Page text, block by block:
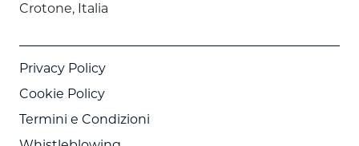
Crotone, Italia
Privacy Policy
Cookie Policy
Termini e Condizioni